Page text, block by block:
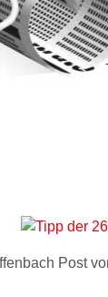
Post